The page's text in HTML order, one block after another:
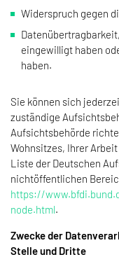
Widerspruch gegen
eingewilligt haben
haben.
Sie können sich
zuständige
Aufsichtsbehörde
Wohnsitzes, Ihrer
Liste der Deutschen
nichtöffentlichen
https://
node.html.
Zwecke der
Stelle und Dritte